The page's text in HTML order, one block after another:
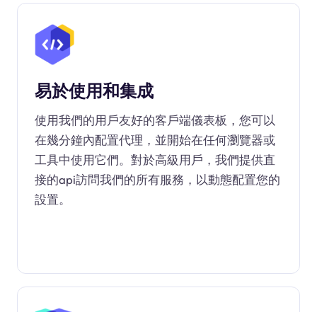
易於使用和集成
使用我們的用戶友好的客戶端儀表板，您可以
在幾分鐘內配置代理，並開始在任何瀏覽器或
工具中使用它們。對於高級用戶，我們提供直
接的api訪問我們的所有服務，以動態配置您的
設置。